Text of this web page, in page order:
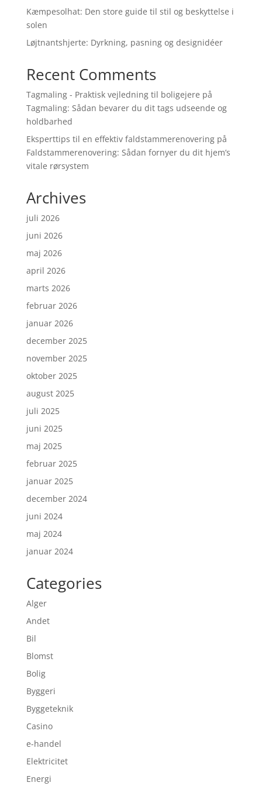
Kæmpesolhat: Den store guide til stil og beskyttelse i
solen
Løjtnantshjerte: Dyrkning, pasning og designidéer
Recent Comments
Tagmaling - Praktisk vejledning til boligejere på
Tagmaling: Sådan bevarer du dit tags udseende og
holdbarhed
Eksperttips til en effektiv faldstammerenoveringpå
Faldstammerenovering: Sådan fornyer du dit hjem’s
vitale rørsystem
Archives
juli 2026
juni 2026
maj 2026
april 2026
marts 2026
februar 2026
januar 2026
december 2025
november 2025
oktober 2025
august 2025
juli 2025
juni 2025
maj 2025
februar 2025
januar 2025
december 2024
juni 2024
maj 2024
januar 2024
Categories
Alger
Andet
Bil
Blomst
Bolig
Byggeri
Byggeteknik
Casino
e-handel
Elektricitet
Energi